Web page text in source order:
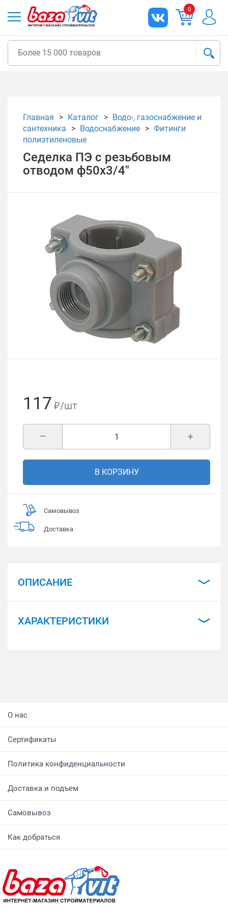
0
Главная Каталог
Водо-, газоснабжение и
сантехника
Водоснабжение
Фитинги
полиэтиленовые
Седелка ПЭ с резьбовым
отводом ф50х3/4"
117 ₽/шт
+
–
В КОРЗИНУ
Самовывоз
Доставка
ОПИСАНИЕ
ХАРАКТЕРИСТИКИ
О нас
Сертификаты
Политика конфиденциальности
Доставка и подъем
Самовывоз
Как добраться